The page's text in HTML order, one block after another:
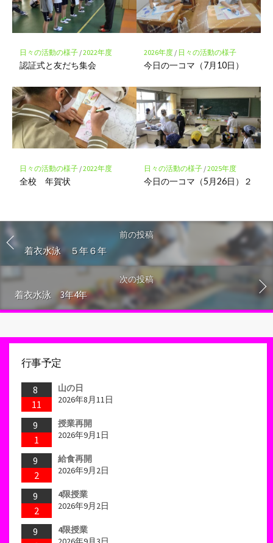
日々の活動の様子/2022年度
認証式と友だち集会
2026年度/ 日々の活動の様子
今日の一コマ（7月10日）
日々の活動の様子/2022年度
全校 年賀状
日々の活動の様子/2025年度
今日の一コマ（5月26日）２
前の投稿
着衣水泳 ５年６年
次の投稿
着衣水泳 3年4年
行事予定
8
11
山の日
2026年8月11日
9
1
授業再開
2026年9月1日
9
2
給食再開
2026年9月2日
9
2
4限授業
2026年9月2日
9
4限授業